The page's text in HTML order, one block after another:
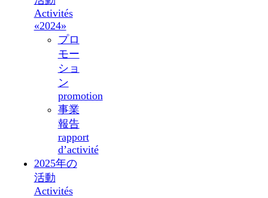
Activités
«2024»
プロ
モー
ショ
ン
promotion
事業
報告
rapport
d’activité
2025年の
活動
Activités